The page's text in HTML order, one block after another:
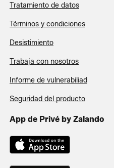
Tratamiento de datos
Términos y condiciones
Desistimiento
Trabaja con nosotros
Informe de vulnerabiliad
Seguridad del producto
App de Privé by Zalando